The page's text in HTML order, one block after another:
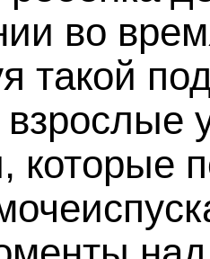
во
такой
которые